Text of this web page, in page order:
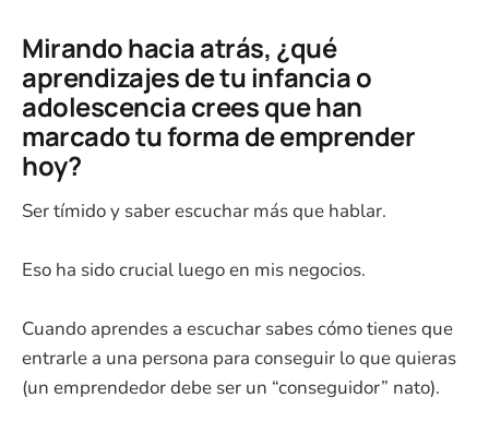
Mirando hacia atrás, ¿qué
aprendizajes de tu infancia o
adolescencia crees que han
marcado tu forma de emprender
hoy?
Ser tímido y saber escuchar más que hablar.
Eso ha sido crucial luego en mis negocios.
Cuando aprendes a escuchar sabes cómo tienes que
entrarle a una persona para conseguir lo que quieras
(un emprendedor debe ser un “conseguidor” nato).